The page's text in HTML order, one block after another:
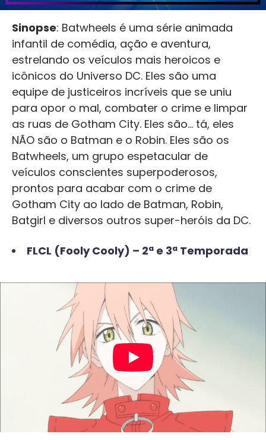
Sinopse: Batwheels é uma série animada
infantil de comédia, ação e aventura,
estrelando os veículos mais heroicos e
icônicos do Universo DC. Eles são uma
equipe de justiceiros incríveis que se uniu
para opor o mal, combater o crime e limpar
as ruas de Gotham City. Eles são… tá, eles
NÃO são o Batman e o Robin. Eles são os
Batwheels, um grupo espetacular de
veículos conscientes superpoderosos,
prontos para acabar com o crime de
Gotham City ao lado de Batman, Robin,
Batgirl e diversos outros super-heróis da DC.
FLCL (Fooly Cooly) – 2ª e 3ª Temporada